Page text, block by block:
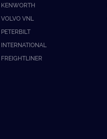
KENWORTH
VOLVO VNL
PETERBILT
INTERNATIONAL
FREIGHTLINER